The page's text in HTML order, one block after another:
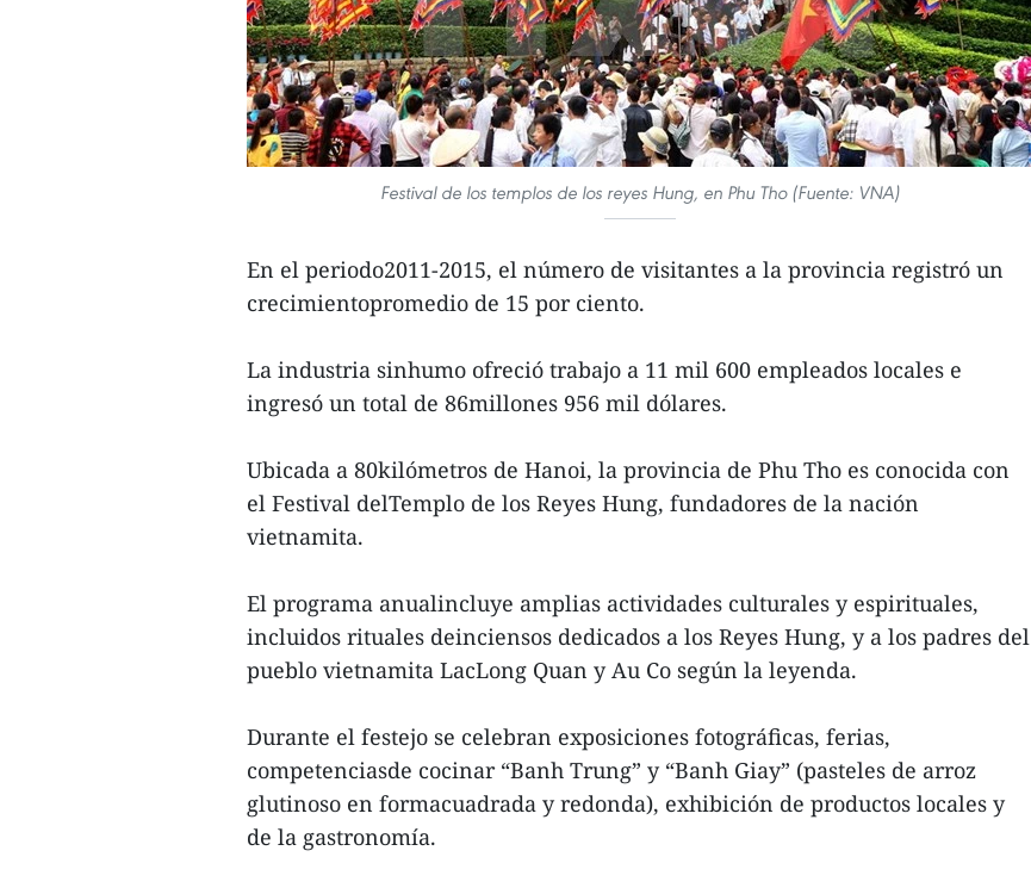
Festival de los templos de los reyes Hung, en Phu Tho (Fuente: VNA)
En el periodo2011-2015, el número de visitantes a la provincia registró un
crecimientopromedio de 15 por ciento.
La industria sinhumo ofreció trabajo a 11 mil 600 empleados locales e
ingresó un total de 86millones 956 mil dólares.
Ubicada a 80kilómetros de Hanoi, la provincia de Phu Tho es conocida con
el Festival delTemplo de los Reyes Hung, fundadores de la nación
vietnamita.
El programa anualincluye amplias actividades culturales y espirituales,
incluidos rituales deinciensos dedicados a los Reyes Hung, y a los padres del
pueblo vietnamita LacLong Quan y Au Co según la leyenda.
Durante el festejo se celebran exposiciones fotográficas, ferias,
competenciasde cocinar “Banh Trung” y “Banh Giay” (pasteles de arroz
glutinoso en formacuadrada y redonda), exhibición de productos locales y
de la gastronomía.